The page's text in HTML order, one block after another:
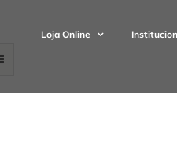
Loja Online